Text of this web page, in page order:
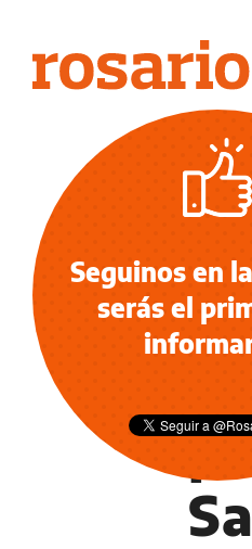
NOTICIAS
Seguinos en
serás el